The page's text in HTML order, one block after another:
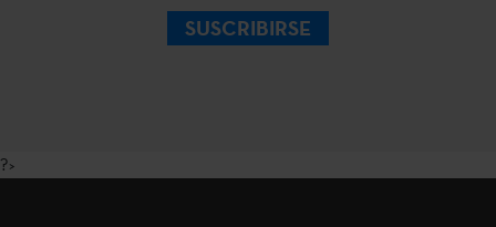
SUSCRIBIRSE
?>